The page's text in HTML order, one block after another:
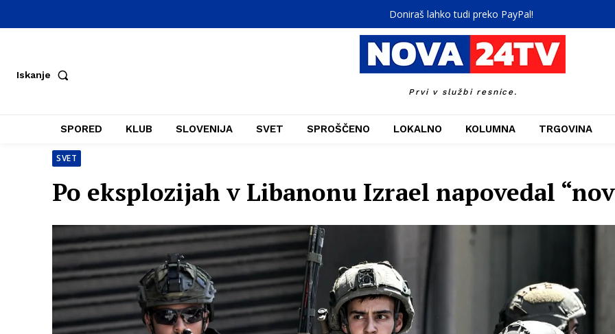
Doniraš lahko tudi preko PayPal!
Iskanje
Prvi v službi resnice.
SPORED KLUB SLOVENIJA SVET SPROŠČENO LOKALNO KOLUMNA TRGOVINA
SVET
Po eksplozijah v Libanonu Izrael napovedal